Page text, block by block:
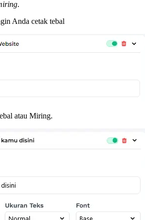
.
Anda cetak tebal
atau Miring.